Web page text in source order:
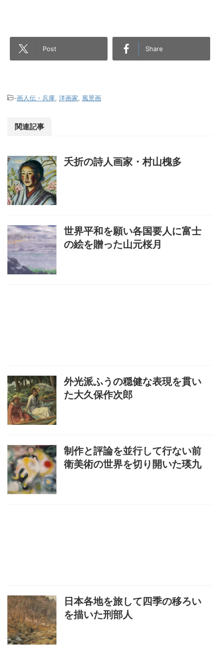
Post Share
-画人伝・兵庫 洋画家 風景画
関連記事
夭折の詩人画家・村山槐多
世界平和を願い各国要人に富士
の絵を贈った山元桜月
外光派ふうの穏健な表現を貫い
た大久保作次郎
制作と評論を並行して行ない前
衛美術の世界を切り開いた瑛九
日本各地を旅して四季の移ろい
を描いた刑部人